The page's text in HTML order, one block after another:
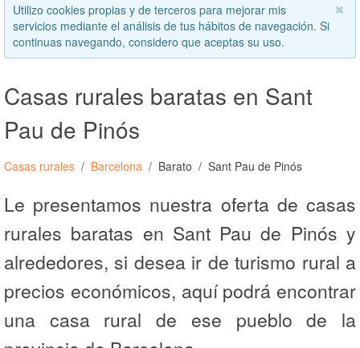
Utilizo cookies propias y de terceros para mejorar mis
servicios mediante el análisis de tus hábitos de navegación. Si
continuas navegando, considero que aceptas su uso.
Casas rurales baratas en Sant
Pau de Pinós
Casas rurales Barcelona Barato Sant Pau de Pinós
Le presentamos nuestra oferta de casas
rurales baratas en Sant Pau de Pinós y
alrededores, si desea ir de turismo rural a
precios económicos, aquí podrá encontrar
una casa rural de ese pueblo de la